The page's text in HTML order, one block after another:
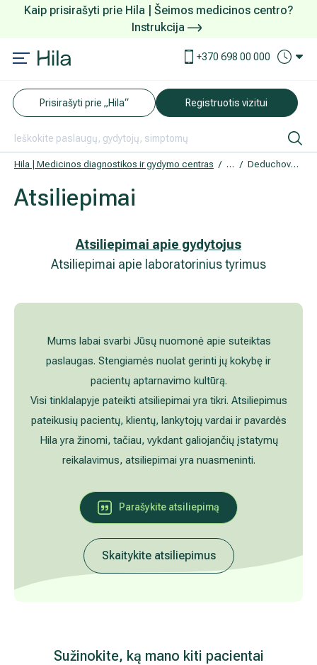
Kaip prisirašyti prie Hila | Šeimos medicinos centro?
Instrukcija
+370 698 00 000
Prisirašyti prie „Hila“ Registruotis vizitui
Hila | Medicinos diagnostikos ir gydymo centras Atsiliepimai
Deduchova Inga
Atsiliepimai
Atsiliepimai apie gydytojus
Atsiliepimai apie laboratorinius tyrimus
Mums labai svarbi Jūsų nuomonė apie suteiktas
paslaugas. Stengiamės nuolat gerinti jų kokybę ir
pacientų aptarnavimo kultūrą.
Visi tinklalapyje pateikti atsiliepimai yra tikri. Atsiliepimus
pateikusių pacientų, klientų, lankytojų vardai ir pavardės
Hila yra žinomi, tačiau, vykdant galiojančių įstatymų
reikalavimus, atsiliepimai yra nuasmeninti.
Parašykite atsiliepimą
Skaitykite atsiliepimus
Sužinokite, ką mano kiti pacientai
Paslaugos ir kainos
AKCIJOS
Tyrimai
Neurologija
Sveikatos klubo narystė
Reabilitacija ir sporto medicina
Akušerija ginekologija
Urologija
Oftalmologija (akių gydymas)
Gastroenterologija (virškinimo ligos)
Abdominalinė (pilvo) ir bendroji chirurgija
Ausų, nosies, gerklės (LOR) ligų gydymas
Išsiplėtusių kojų venų gydymas
Kaip užsiregistruoti
Kuo pasirūpinti prieš atvykstant
Apmokėjimas ir paslaugos
Apgyvendinimas ir maitinimas
Pacientams iš užsienio
Duomenų apsauga
Vidaus tvarkos taisyklės
Nemokamos patikrinimo programos
Tyrimai ir gydymo paskyrimas – 1 diena